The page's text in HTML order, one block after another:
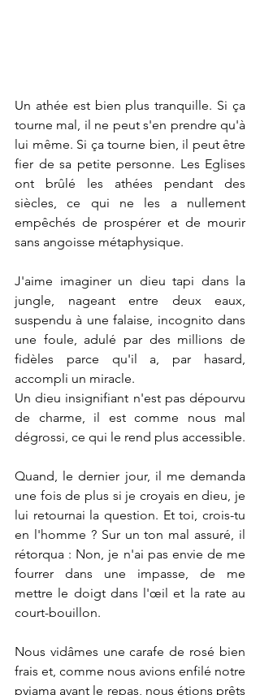
Un athée est bien plus tranquille. Si ça
tourne mal, il ne peut s'en prendre qu'à
lui même. Si ça tourne bien, il peut être
fier de sa petite personne. Les Eglises
ont brûlé les athées pendant des
siècles, ce qui ne les a nullement
empêchés de prospérer et de mourir
sans angoisse métaphysique.
J'aime imaginer un dieu tapi dans la
jungle, nageant entre deux eaux,
suspendu à une falaise, incognito dans
une foule, adulé par des millions de
fidèles parce qu'il a, par hasard,
accompli un miracle.
Un dieu insignifiant n'est pas dépourvu
de charme, il est comme nous mal
dégrossi, ce qui le rend plus accessible.
Quand, le dernier jour, il me demanda
une fois de plus si je croyais en dieu, je
lui retournai la question. Et toi, crois-tu
en l'homme ? Sur un ton mal assuré, il
rétorqua : Non, je n'ai pas envie de me
fourrer dans une impasse, de me
mettre le doigt dans l'œil et la rate au
court-bouillon.
Nous vidâmes une carafe de rosé bien
frais et, comme nous avions enfilé notre
pyjama avant le repas, nous étions prêts